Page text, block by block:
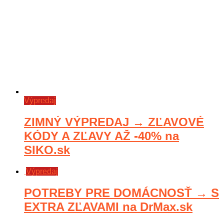
Výpredaj
ZIMNÝ VÝPREDAJ → ZĽAVOVÉ
KÓDY A ZĽAVY AŽ -40% na
SIKO.sk
Výpredaj
POTREBY PRE DOMÁCNOSŤ → S
EXTRA ZĽAVAMI na DrMax.sk